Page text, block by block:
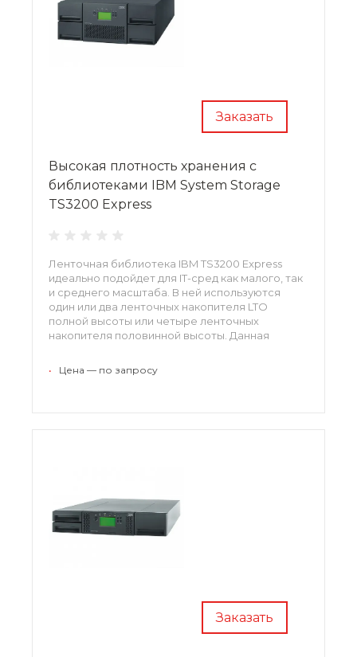
Заказать
Высокая плотность хранения с
библиотеками IBM System Storage
TS3200 Express
Ленточная библиотека IBM TS3200 Express
идеально подойдет для IT-сред как малого, так
и среднего масштаба. В ней используются
один или два ленточных накопителя LTO
полной высоты или четыре ленточных
накопителя половинной высоты. Данная
характеризует библиотеку как экономически
• Цена — по запросу
Заказать